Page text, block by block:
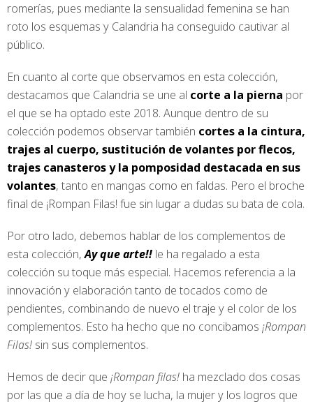
romerías, pues mediante la sensualidad femenina se han
roto los esquemas y Calandria ha conseguido cautivar al
público.
En cuanto al corte que observamos en esta colección,
destacamos que Calandria se une al corte a la pierna por
el que se ha optado este 2018. Aunque dentro de su
colección podemos observar también cortes a la cintura,
trajes al cuerpo, sustitución de volantes por flecos,
trajes canasteros y la pomposidad destacada en sus
volantes, tanto en mangas como en faldas. Pero el broche
final de ¡Rompan Filas! fue sin lugar a dudas su bata de cola.
Por otro lado, debemos hablar de los complementos de
esta colección,Ay que arte!! le ha regalado a esta
colección su toque más especial. Hacemos referencia a la
innovación y elaboración tanto de tocados como de
pendientes, combinando de nuevo el traje y el color de los
complementos. Esto ha hecho que no concibamos ¡Rompan
Filas! sin sus complementos.
Hemos de decir que ¡Rompan filas! ha mezclado dos cosas
por las que a día de hoy se lucha, la mujer y los logros que